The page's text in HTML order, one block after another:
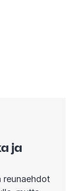
ja
reunaehdot